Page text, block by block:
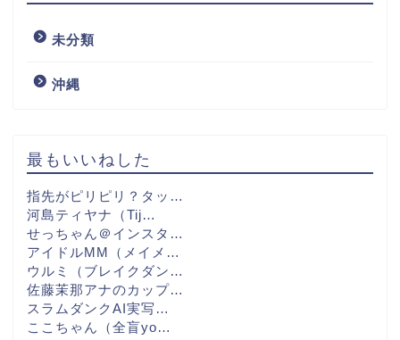
未分類
沖縄
最もいいねした
指先がピリピリ？タッ…
河島ティヤナ（Tij…
せっちゃん＠インスタ…
アイドルMM（メイメ…
ウルミ（ブレイクダン…
佐藤茉那アナのカップ…
スラムダンクAI実写…
ここちゃん（全盲yo…